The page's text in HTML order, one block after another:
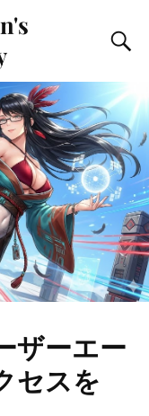
ザーエー
セスを